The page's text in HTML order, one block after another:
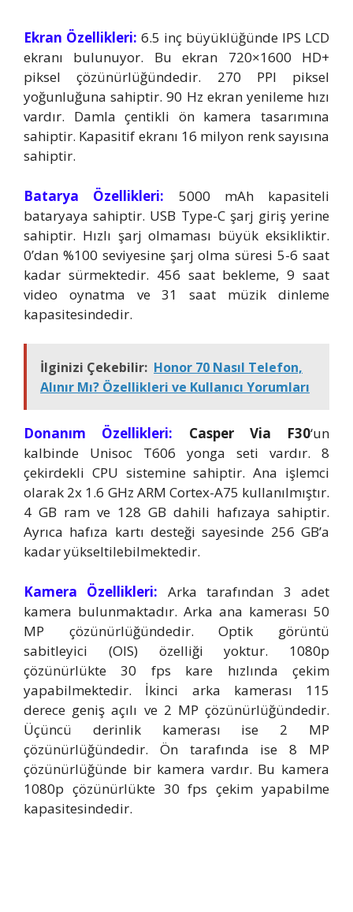
Ekran Özellikleri: 6.5 inç büyüklüğünde IPS LCD
ekranı bulunuyor. Bu ekran 720×1600 HD+
piksel çözünürlüğündedir. 270 PPI piksel
yoğunluğuna sahiptir. 90 Hz ekran yenileme hızı
vardır. Damla çentikli ön kamera tasarımına
sahiptir. Kapasitif ekranı 16 milyon renk sayısına
sahiptir.
Batarya Özellikleri: 5000 mAh kapasiteli
bataryaya sahiptir. USB Type-C şarj giriş yerine
sahiptir. Hızlı şarj olmaması büyük eksikliktir.
0’dan %100 seviyesine şarj olma süresi 5-6 saat
kadar sürmektedir. 456 saat bekleme, 9 saat
video oynatma ve 31 saat müzik dinleme
kapasitesindedir.
İlginizi Çekebilir: Honor 70 Nasıl Telefon,
Alınır Mı? Özellikleri ve Kullanıcı Yorumları
Donanım Özellikleri: Casper Via F30‘un
kalbinde Unisoc T606 yonga seti vardır. 8
çekirdekli CPU sistemine sahiptir. Ana işlemci
olarak 2x 1.6 GHz ARM Cortex-A75 kullanılmıştır.
4 GB ram ve 128 GB dahili hafızaya sahiptir.
Ayrıca hafıza kartı desteği sayesinde 256 GB’a
kadar yükseltilebilmektedir.
Kamera Özellikleri: Arka tarafından 3 adet
kamera bulunmaktadır. Arka ana kamerası 50
MP çözünürlüğündedir. Optik görüntü
sabitleyici (OIS) özelliği yoktur. 1080p
çözünürlükte 30 fps kare hızlında çekim
yapabilmektedir. İkinci arka kamerası 115
derece geniş açılı ve 2 MP çözünürlüğündedir.
Üçüncü derinlik kamerası ise 2 MP
çözünürlüğündedir. Ön tarafında ise 8 MP
çözünürlüğünde bir kamera vardır. Bu kamera
1080p çözünürlükte 30 fps çekim yapabilme
kapasitesindedir.